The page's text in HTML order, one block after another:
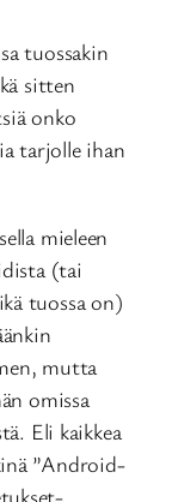
tuossakin
sitten
onko
tarjolle ihan
mieleen
(tai
tuossa on)
mutta
omissa
Eli kaikkea
”Android-